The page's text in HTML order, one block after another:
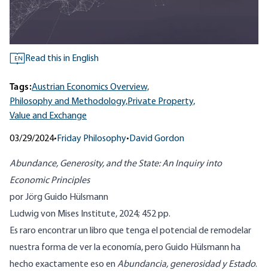
EN Read this in English
Tags:Austrian Economics Overview,
Philosophy and Methodology,Private Property,
Value and Exchange
03/29/2024• Friday Philosophy• David Gordon
Abundance, Generosity, and the State: An Inquiry into
Economic Principles
por Jörg Guido Hülsmann
Ludwig von Mises Institute, 2024; 452 pp.
Es raro encontrar un libro que tenga el potencial de remodelar
nuestra forma de ver la economía, pero Guido Hülsmann ha
hecho exactamente eso enAbundancia, generosidad y Estado.